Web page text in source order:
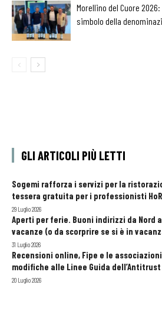
Morellino del Cuore
simbolo della
GLI ARTICOLI PIÙ LETTI
Sogemi rafforza i servizi per la
tessera gratuita per i professionisti
29 Luglio 2026
Aperti per ferie. Buoni indirizzi da Nord
vacanze (o da scorprire se si è in
31 Luglio 2026
Recensioni online, Fipe e le
modifiche alle Linee Guida dell’Antitrust
20 Luglio 2026